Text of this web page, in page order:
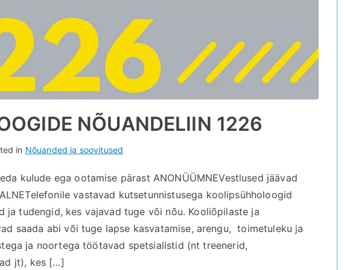
NÕUANDELIIN 1226
in Nõuanded ja soovitused
kulude ega ootamise pärast ANONÜÜMNEVestlused jäävad
vastavad kutsetunnistusega koolipsühholoogid
ja tudengid, kes vajavad tuge või nõu. Kooliõpilaste ja
saada abi või tuge lapse kasvatamise, arengu, toimetuleku ja
ja noortega töötavad spetsialistid (nt treenerid,
jt), kes […]